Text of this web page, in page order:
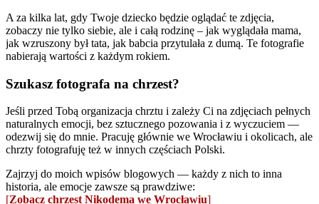
A za kilka lat, gdy Twoje dziecko będzie oglądać te zdjęcia,
zobaczy nie tylko siebie, ale i całą rodzinę – jak wyglądała mama,
jak wzruszony był tata, jak babcia przytulała z dumą. Te fotografie
nabierają wartości z każdym rokiem.
Szukasz fotografa na chrzest?
Jeśli przed Tobą organizacja chrztu i zależy Ci na zdjęciach pełnych
naturalnych emocji, bez sztucznego pozowania i z wyczuciem —
odezwij się do mnie. Pracuję głównie we Wrocławiu i okolicach, ale
chrzty fotografuję też w innych częściach Polski.
Zajrzyj do moich wpisów blogowych — każdy z nich to inna
historia, ale emocje zawsze są prawdziwe:
[Zobacz chrzest Nikodema we Wrocławiu]